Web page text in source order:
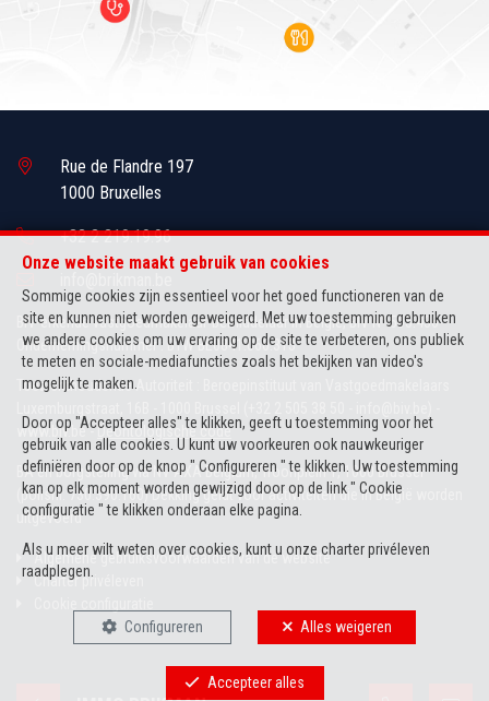
Onze website maakt gebruik van cookies
Sommige cookies zijn essentieel voor het goed functioneren van de
site en kunnen niet worden geweigerd. Met uw toestemming gebruiken
we andere cookies om uw ervaring op de site te verbeteren, ons publiek
te meten en sociale-mediafuncties zoals het bekijken van video's
mogelijk te maken.
Door op "Accepteer alles" te klikken, geeft u toestemming voor het
gebruik van alle cookies. U kunt uw voorkeuren ook nauwkeuriger
definiëren door op de knop " Configureren " te klikken. Uw toestemming
kan op elk moment worden gewijzigd door op de link " Cookie
configuratie " te klikken onderaan elke pagina.
Als u meer wilt weten over cookies, kunt u onze charter privéleven
raadplegen.
Configureren Alles weigeren
Accepteer alles
Rue de Flandre 197
1000 Bruxelles
+32 2 219.19.96
BIV-erkende vastgoedmakelaar-bemiddelaar in België, BIV N° 505.436
Ondernemingsnummer : BTW BE0841.066.313
Toezichthoudende Autoriteit : Beroepinstituut van Vastgoedmakelaars
www.biv.be-Deontologische code
BA en borgstelling via NV AXA Belgium, Troonplein 1, 1000 Brussel
(polisnr. 730.390.160) Dekking geldt voor activiteiten die in België worden
uitgevoerd
Algemene gebruiksvoorwaarden van de website
Charter privéleven